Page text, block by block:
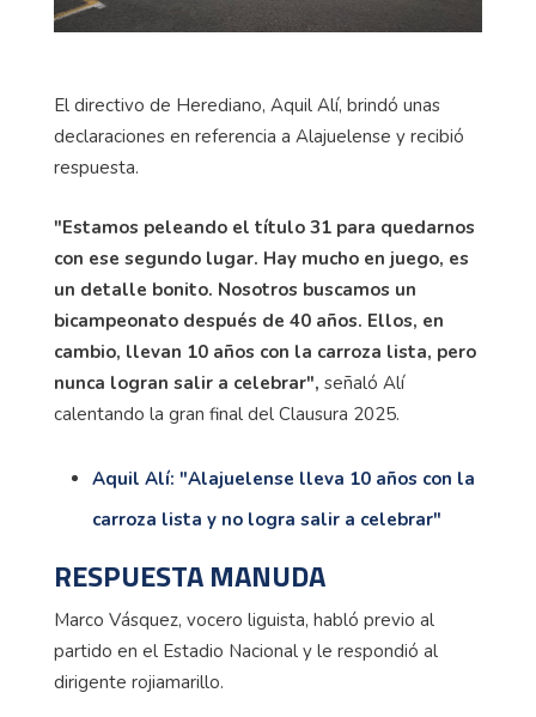
El directivo de Herediano, Aquil Alí, brindó unas
declaraciones en referencia a Alajuelense y recibió
respuesta.
"Estamos peleando el título 31 para quedarnos
con ese segundo lugar. Hay mucho en juego, es
un detalle bonito. Nosotros buscamos un
bicampeonato después de 40 años. Ellos, en
cambio, llevan 10 años con la carroza lista, pero
nunca logran salir a celebrar", señaló Alí
calentando la gran final del Clausura 2025.
Aquil Alí: "Alajuelense lleva 10 años con la
carroza lista y no logra salir a celebrar"
RESPUESTA MANUDA
Marco Vásquez, vocero liguista, habló previo al
partido en el Estadio Nacional y le respondió al
dirigente rojiamarillo.